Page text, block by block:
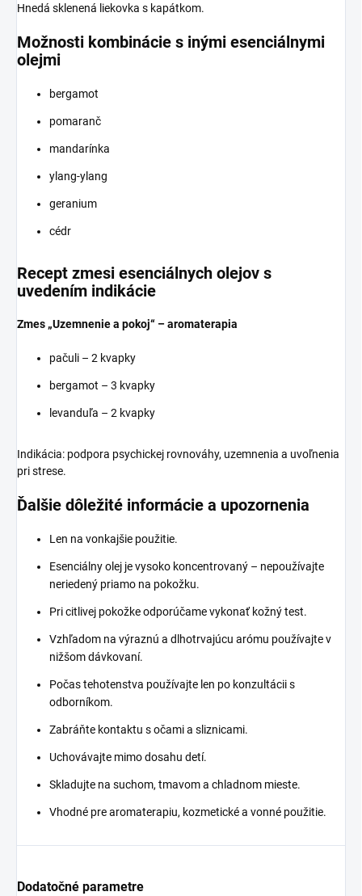
Hnedá sklenená liekovka s kapátkom.
Možnosti kombinácie s inými esenciálnymi
olejmi
bergamot
pomaranč
mandarínka
ylang-ylang
geranium
cédr
Recept zmesi esenciálnych olejov s
uvedením indikácie
Zmes „Uzemnenie a pokoj“ – aromaterapia
pačuli – 2 kvapky
bergamot – 3 kvapky
levanduľa – 2 kvapky
Indikácia: podpora psychickej rovnováhy, uzemnenia a uvoľnenia
pri strese.
Ďalšie dôležité informácie a upozornenia
Len na vonkajšie použitie.
Esenciálny olej je vysoko koncentrovaný – nepoužívajte
neriedený priamo na pokožku.
Pri citlivej pokožke odporúčame vykonať kožný test.
Vzhľadom na výraznú a dlhotrvajúcu arómu používajte v
nižšom dávkovaní.
Počas tehotenstva používajte len po konzultácii s
odborníkom.
Zabráňte kontaktu s očami a sliznicami.
Uchovávajte mimo dosahu detí.
Skladujte na suchom, tmavom a chladnom mieste.
Vhodné pre aromaterapiu, kozmetické a vonné použitie.
Dodatočné parametre